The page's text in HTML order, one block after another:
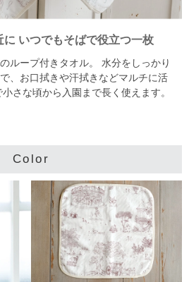
に いつでもそばで役立つ一枚
ループ付きタオル。
水分をしっかり
、お口拭きや汗拭きなどマルチに活
さな頃から入園まで長く使えます。
Color